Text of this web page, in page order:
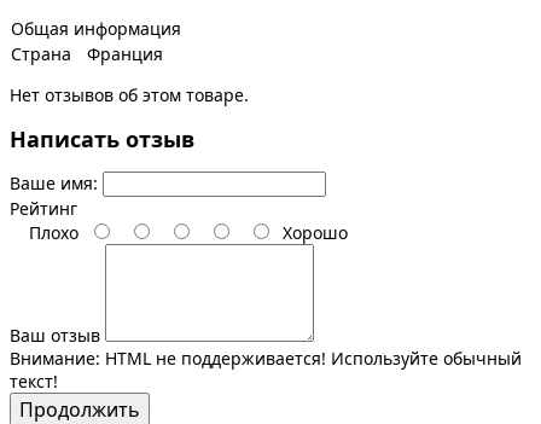
Общая информация
Страна
Франция
Нет отзывов об этом товаре.
Написать отзыв
Ваше имя:
Рейтинг
Плохо
Хорошо
Ваш отзыв
Внимание: HTML не поддерживается! Используйте обычный
текст!
Продолжить